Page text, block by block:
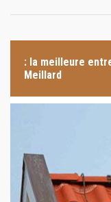
: la meilleure
Meillard